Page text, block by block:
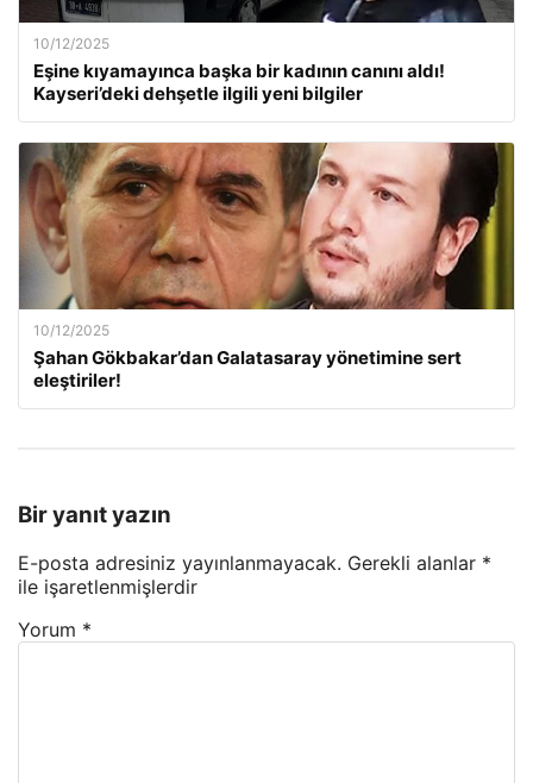
10/12/2025
Eşine kıyamayınca başka bir kadının canını aldı!
Kayseri’deki dehşetle ilgili yeni bilgiler
10/12/2025
Şahan Gökbakar’dan Galatasaray yönetimine sert
eleştiriler!
Bir yanıt yazın
E-posta adresiniz yayınlanmayacak. Gerekli alanlar *
ile işaretlenmişlerdir
Yorum *